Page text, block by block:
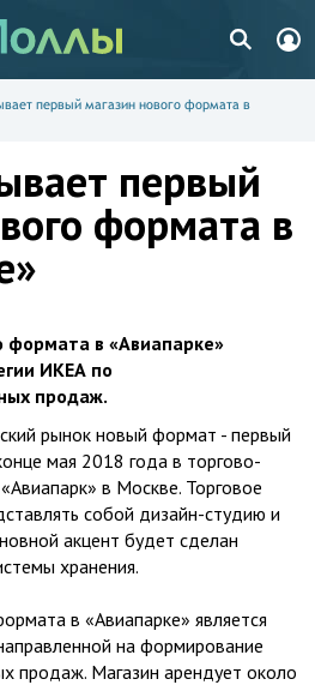
первый магазин нового формата в
первый
формата в
формата в «Авиапарке»
ИКЕА по
продаж.
рынок новый формат - первый
мая 2018 года в торгово-
в Москве. Торговое
собой дизайн-студию и
акцент будет сделан
хранения.
в «Авиапарке» является
на формирование
продаж. Магазин арендует около